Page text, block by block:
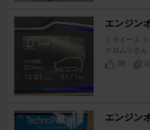
エンジン
ミライース
クロム☆さん
35
0
エンジン